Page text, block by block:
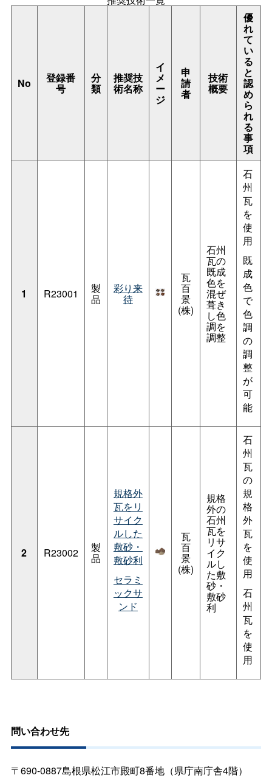
No 登録番
号
分
類
推奨技
術名称
イ
メ
ー
ジ
申
請
者
技術
概要
優
れ
て
い
る
と
認
め
ら
れ
る
事
項
1 R23001 製
品
彩り来
待
瓦
百
景
(株)
石州
瓦の
既成
色を
混ぜ
葺き
し色
調を
調整
石
州
瓦
を
使
用
既
成
色
で
色
調
の
調
整
が
可
能
2 R23002 製
品
規格外
瓦をリ
サイク
ルした
敷砂・
敷砂利
セラミ
ックサ
ンド
瓦
百
景
(株)
規格
外の
石州
瓦を
リサ
イク
ルし
た敷
砂・
敷砂
利
石
州
瓦
の
規
格
外
瓦
を
使
用
石
州
瓦
を
使
用
問い合わせ先
〒690-0887島根県松江市殿町8番地（県庁南庁舎4階）